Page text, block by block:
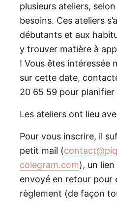
plusieurs ateliers,
besoins. Ces ateliers
débutants et aux
y trouver matière à
! Vous êtes intéressée
sur cette date,
20 65 59 pour planifier
Les ateliers ont lieu
Pour vous inscrire, il
petit mail (
colegram.com), un
envoyé en retour pour
règlement (de façon